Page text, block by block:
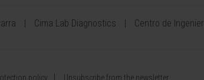
Cima Lab Diagnostics Centro de
policy Unsubscribe from the newsletter